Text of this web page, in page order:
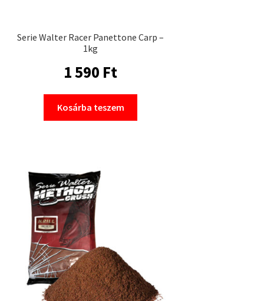
Serie Walter Racer Panettone Carp –
1kg
1 590 Ft
Kosárba teszem